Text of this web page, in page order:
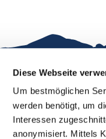
Diese Webseite
Um bestmöglichen
werden benötigt, um
Interessen
anonymisiert. Mittels